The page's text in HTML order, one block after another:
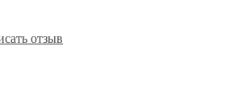
отзыв